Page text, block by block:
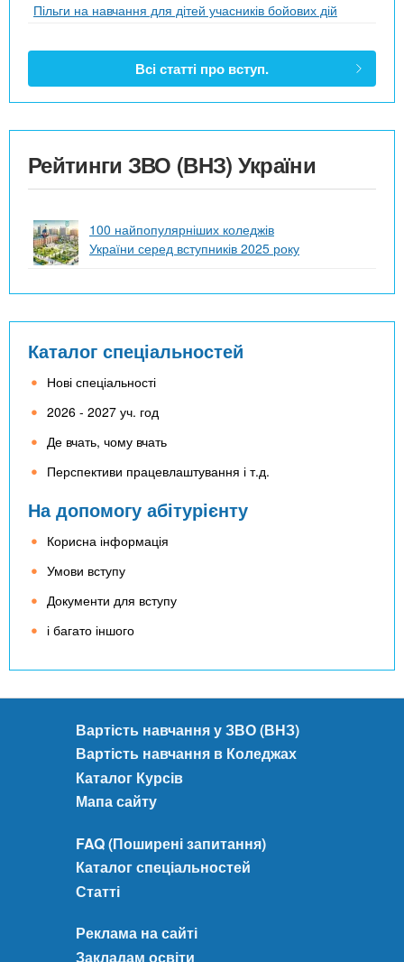
Пільги на навчання для дітей учасників бойових дій
Всі статті про вступ.
Рейтинги ЗВО (ВНЗ) України
100 найпопулярніших коледжів
України серед вступників 2025 року
Каталог спеціальностей
Нові спеціальності
2026 - 2027 уч. год
Де вчать, чому вчать
Перспективи працевлаштування і т.д.
На допомогу абітурієнту
Корисна інформація
Умови вступу
Документи для вступу
і багато іншого
Вартість навчання у ЗВО (ВНЗ)
Вартість навчання в Коледжах
Каталог Курсів
Мапа сайту
FAQ (Поширені запитання)
Каталог спеціальностей
Статті
Реклама на сайті
Закладам освіти